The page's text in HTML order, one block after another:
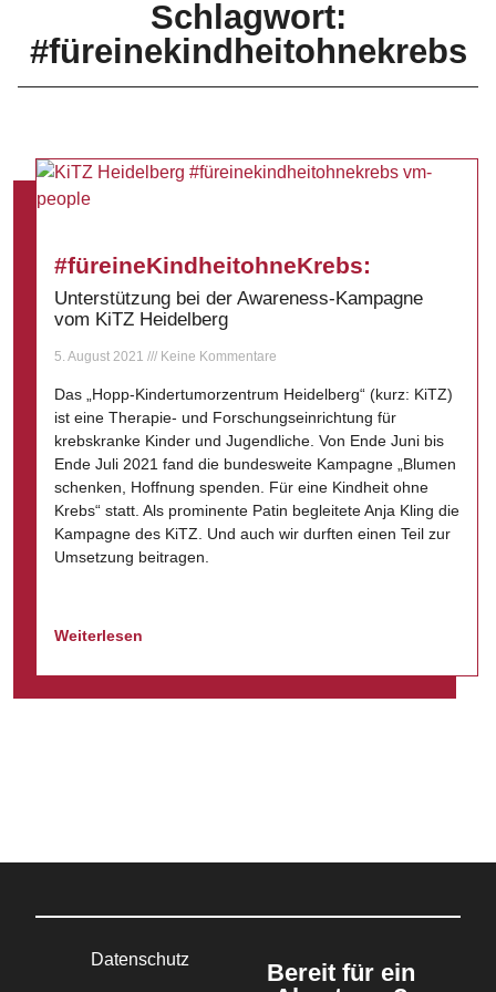
Schlagwort:
#füreinekindheitohnekrebs
#füreineKindheitohneKrebs:
Unterstützung bei der Awareness-Kampagne
vom KiTZ Heidelberg
5. August 2021 Keine Kommentare
Das „Hopp-Kindertumorzentrum Heidelberg“ (kurz: KiTZ)
ist eine Therapie- und Forschungseinrichtung für
krebskranke Kinder und Jugendliche. Von Ende Juni bis
Ende Juli 2021 fand die bundesweite Kampagne „Blumen
schenken, Hoffnung spenden. Für eine Kindheit ohne
Krebs“ statt. Als prominente Patin begleitete Anja Kling die
Kampagne des KiTZ. Und auch wir durften einen Teil zur
Umsetzung beitragen.
Weiterlesen
Datenschutz
Bereit für ein